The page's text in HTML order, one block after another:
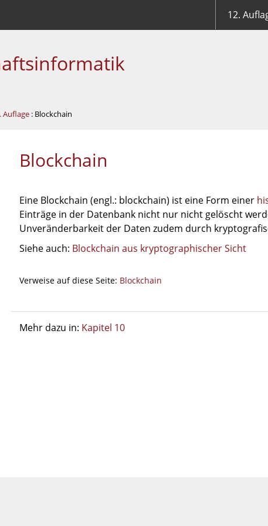
12.
Auflage : Blockchain
Blockchain
Eine Blockchain (engl.: blockchain) ist eine Form einer
Einträge in der Datenbank nicht nur nicht gelöscht
Unveränderbarkeit der Daten zudem durch
Siehe auch: Blockchain aus kryptographischer Sicht
Verweise auf diese Seite: Blockchain
Mehr dazu in: Kapitel 10